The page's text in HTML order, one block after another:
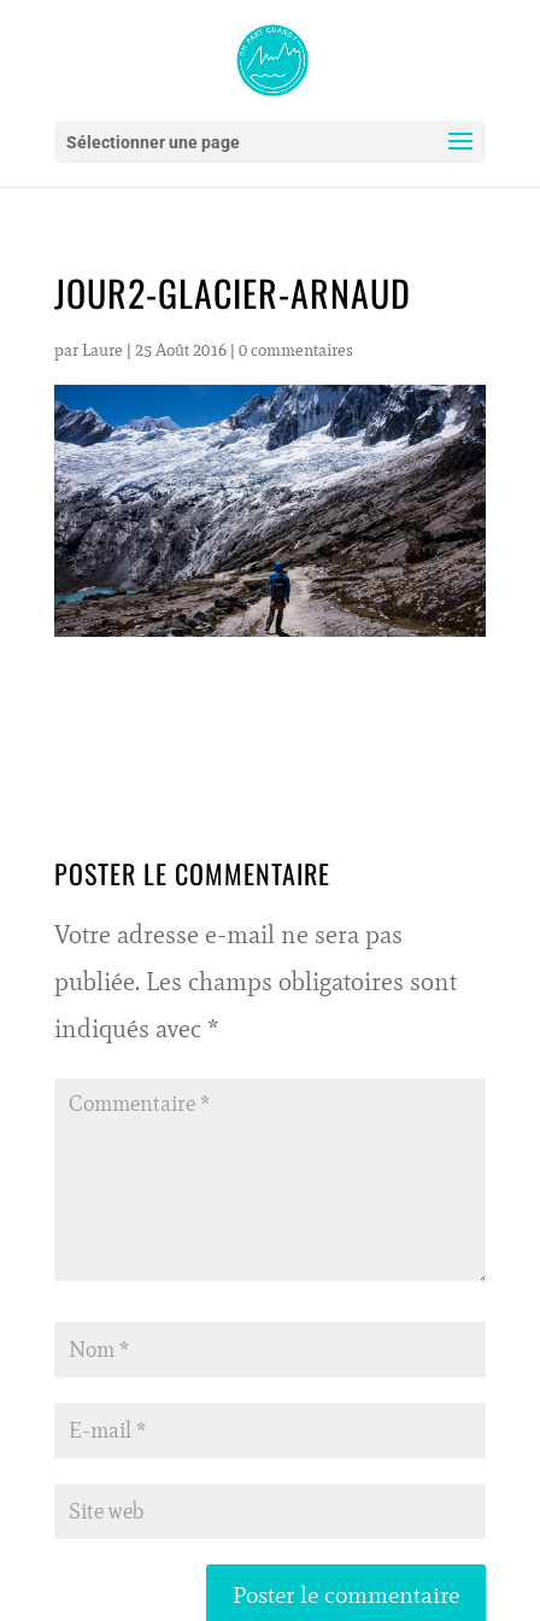
Sélectionner une page
JOUR2-GLACIER-ARNAUD
par Laure | 25 Août 2016| 0 commentaires
POSTER LE COMMENTAIRE
Votre adresse e-mail ne sera pas
publiée. Les champs obligatoires sont
indiqués avec *